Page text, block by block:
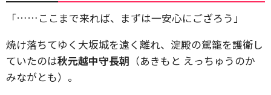
「……ここまで来れば、まずは一安心にござろう」
焼け落ちてゆく大坂城を遠く離れ、淀殿の駕籠を護衛し
ていたのは秋元越中守長朝 （あきもと えっちゅうのか
みながとも）。